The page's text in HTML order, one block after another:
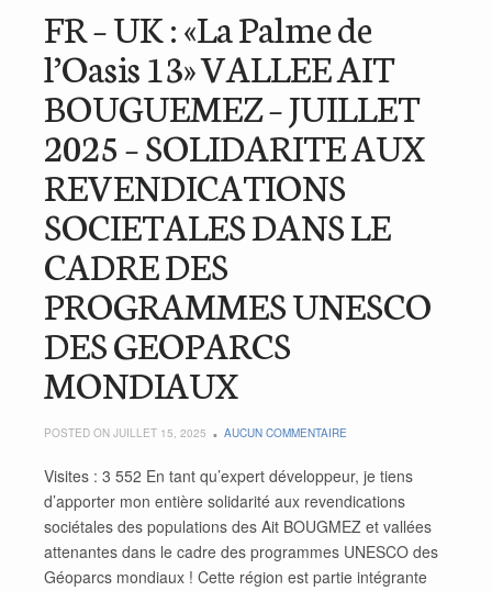
FR – UK : «La Palme de
l’Oasis 13» VALLEE AIT
BOUGUEMEZ – JUILLET
2025 – SOLIDARITE AUX
REVENDICATIONS
SOCIETALES DANS LE
CADRE DES
PROGRAMMES UNESCO
DES GEOPARCS
MONDIAUX
POSTED ON JUILLET 15, 2025 AUCUN COMMENTAIRE
Visites : 3 552 En tant qu’expert développeur, je tiens
d’apporter mon entière solidarité aux revendications
sociétales des populations des Ait BOUGMEZ et vallées
attenantes dans le cadre des programmes UNESCO des
Géoparcs mondiaux ! Cette région est partie intégrante